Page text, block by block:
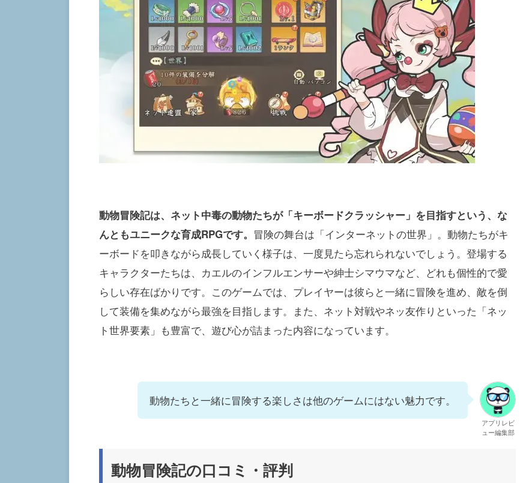
動物冒険記は、ネット中毒の動物たちが「キーボードクラッシャー」を目指すという、な
んともユニークな育成RPGです。 冒険の舞台は「インターネットの世界」。動物たちがキ
ーボードを叩きながら成長していく様子は、一度見たら忘れられないでしょう。登場する
キャラクターたちは、カエルのインフルエンサーや紳士シマウマなど、どれも個性的で愛
らしい存在ばかりです。このゲームでは、プレイヤーは彼らと一緒に冒険を進め、敵を倒
して装備を集めながら最強を目指します。また、ネット対戦やネッ友作りといった「ネッ
ト世界要素」も豊富で、遊び心が詰まった内容になっています。
動物たちと一緒に冒険する楽しさは他のゲームにはない魅力です。
アプリレビ
ュー編集部
動物冒険記の口コミ・評判